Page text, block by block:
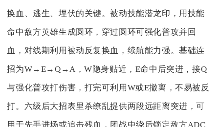
换血、逃生、埋伏的关键。被动技能潜龙印，用技能
命中敌方英雄生成圆环，穿过圆环可强化普攻并回
血，对线期利用被动反复换血，续航能力强。基础连
招为W→E→Q→A，W隐身贴近，E命中后突进，接Q
与强化普攻打伤害，打完可利用W或E撤离，不易被反
打。六级后大招表里杀缭乱提供两段远距离突进，可
用于先手进场或追击残血，团战中绕后锁定敌方ADC